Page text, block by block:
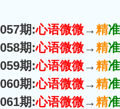
057期:心语微微→精准
058期:心语微微→精准
059期:心语微微→精准
060期:心语微微→精准
061期:心语微微→精准